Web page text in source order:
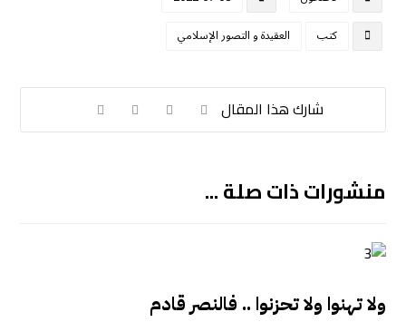
كتب
العقيدة و التصور الإسلامي
منشورات ذات صلة ...
ولا تهنوا ولا تحزنوا .. فالنصر قادم